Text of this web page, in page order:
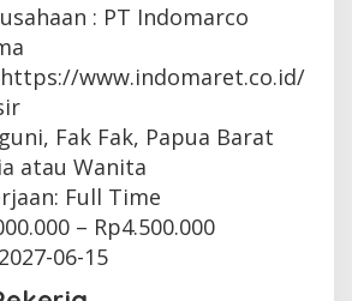
: PT Indomarco
https://www.indomaret.co.id/
Fak Fak, Papua Barat
atau Wanita
Full Time
– Rp4.500.000
2027-06-15